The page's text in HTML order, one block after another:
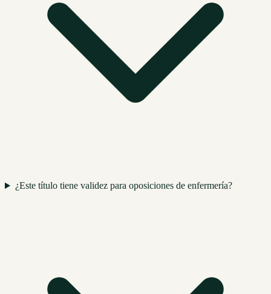
¿Este título tiene validez para oposiciones de enfermería?